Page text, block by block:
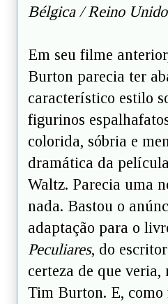
Bélgica / Reino
Em seu filme
Burton parecia ter
característico estilo
figurinos
colorida, sóbria e
dramática da
Waltz. Parecia uma
nada. Bastou o
adaptação para o
Peculiares, do
certeza de que
Tim Burton. E,